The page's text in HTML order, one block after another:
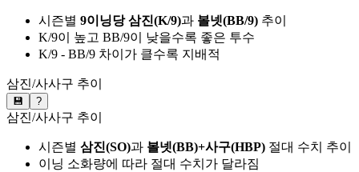
시즌별 9이닝당 삼진(K/9)과 볼넷(BB/9) 추이
K/9이 높고 BB/9이 낮을수록 좋은 투수
K/9 - BB/9 차이가 클수록 지배적
삼진/사사구 추이
💾 ?
삼진/사사구 추이
시즌별 삼진(SO)과 볼넷(BB)+사구(HBP) 절대 수치 추이
이닝 소화량에 따라 절대 수치가 달라짐